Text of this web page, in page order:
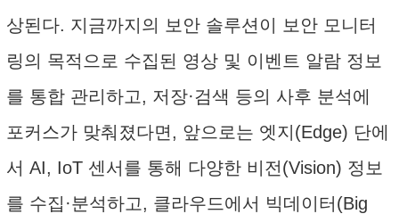
상된다. 지금까지의 보안 솔루션이 보안 모니터
링의 목적으로 수집된 영상 및 이벤트 알람 정보
를 통합 관리하고, 저장·검색 등의 사후 분석에
포커스가 맞춰졌다면, 앞으로는 엣지(Edge) 단에
서 AI, IoT 센서를 통해 다양한 비전(Vision) 정보
를 수집·분석하고, 클라우드에서 빅데이터(Big